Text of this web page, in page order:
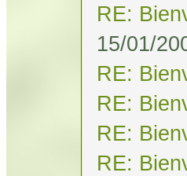
RE:
15/01/
RE:
RE:
RE:
RE: